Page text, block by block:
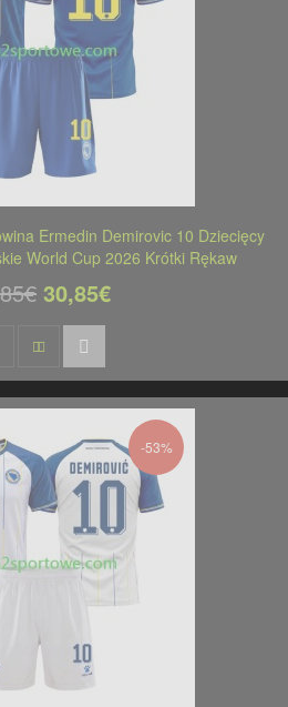
Ermedin Demirovic 10 Dziecięcy
World Cup 2026 Krótki Rękaw
30,85€
-53%